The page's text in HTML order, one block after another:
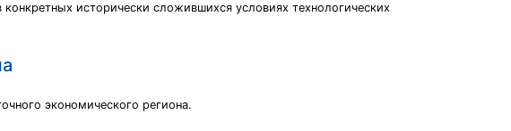
исторически сложившихся условиях технологических
экономического региона.